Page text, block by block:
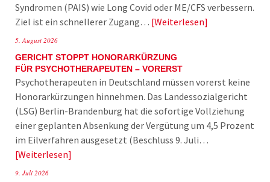
Syndromen (PAIS) wie Long Covid oder ME/CFS verbessern.
Ziel ist ein schnellerer Zugang… Weiterlesen
5. August 2026
GERICHT STOPPT HONORARKÜRZUNG
FÜR PSYCHOTHERAPEUTEN – VORERST
Psychotherapeuten in Deutschland müssen vorerst keine
Honorarkürzungen hinnehmen. Das Landessozialgericht
(LSG) Berlin-Brandenburg hat die sofortige Vollziehung
einer geplanten Absenkung der Vergütung um 4,5 Prozent
im Eilverfahren ausgesetzt (Beschluss 9. Juli…
Weiterlesen
9. Juli 2026